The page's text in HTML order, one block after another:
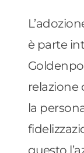
è parte
relazione
la
questo